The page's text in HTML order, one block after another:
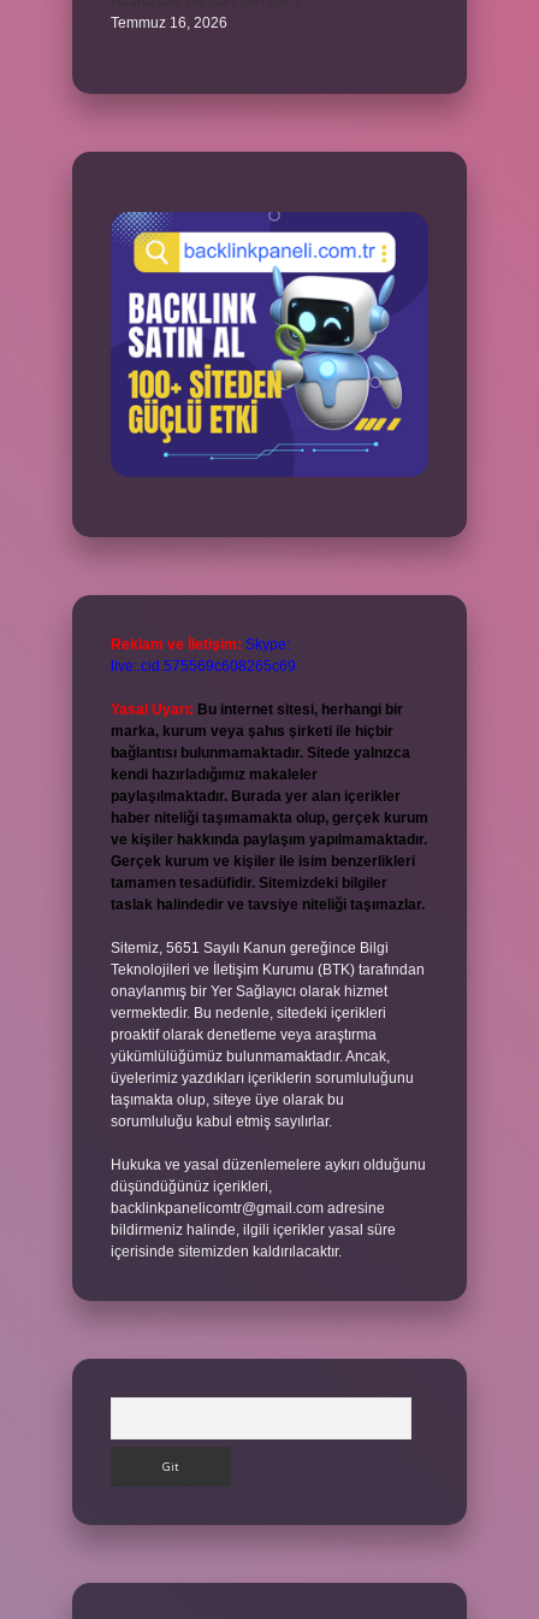
Temmuz 16, 2026
Reklam ve İletişim: Skype:
live:.cid.575569c608265c69
Yasal Uyarı: Bu internet sitesi, herhangi bir
marka, kurum veya şahıs şirketi ile hiçbir
bağlantısı bulunmamaktadır. Sitede yalnızca
kendi hazırladığımız makaleler
paylaşılmaktadır. Burada yer alan içerikler
haber niteliği taşımamakta olup, gerçek kurum
ve kişiler hakkında paylaşım yapılmamaktadır.
Gerçek kurum ve kişiler ile isim benzerlikleri
tamamen tesadüfidir. Sitemizdeki bilgiler
taslak halindedir ve tavsiye niteliği taşımazlar.
Sitemiz, 5651 Sayılı Kanun gereğince Bilgi
Teknolojileri ve İletişim Kurumu (BTK) tarafından
onaylanmış bir Yer Sağlayıcı olarak hizmet
vermektedir. Bu nedenle, sitedeki içerikleri
proaktif olarak denetleme veya araştırma
yükümlülüğümüz bulunmamaktadır. Ancak,
üyelerimiz yazdıkları içeriklerin sorumluluğunu
taşımakta olup, siteye üye olarak bu
sorumluluğu kabul etmiş sayılırlar.
Hukuka ve yasal düzenlemelere aykırı olduğunu
düşündüğünüz içerikleri,
backlinkpanelicomtr@gmail.com adresine
bildirmeniz halinde, ilgili içerikler yasal süre
içerisinde sitemizden kaldırılacaktır.